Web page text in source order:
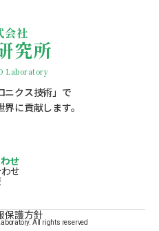
会社
究所
Laboratory
ニクス技術」で
に貢献します。
せ
せ
All rights reserved
保護方針